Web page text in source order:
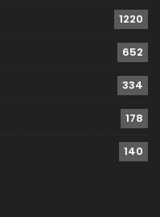
1220
652
334
178
140